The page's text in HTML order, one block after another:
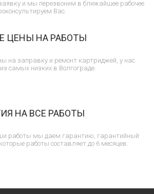
и мы перезвоним в ближайшее рабочее
Вас.
ЦЕНЫ НА РАБОТЫ
на заправку и ремонт картриджей, у нас
самых низких в Волгограде.
НА ВСЕ РАБОТЫ
работы мы даем гарантию, гарантийный
работы составляет до 6 месяцев.